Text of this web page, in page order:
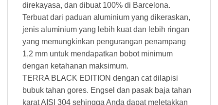
direkayasa, dan dibuat 100% di Barcelona.
Terbuat dari paduan aluminium yang dikeraskan,
jenis aluminium yang lebih kuat dan lebih ringan
yang memungkinkan pengurangan penampang
1,2 mm untuk mendapatkan bobot minimum
dengan ketahanan maksimum.
TERRA BLACK EDITION dengan cat dilapisi
bubuk tahan gores. Engsel dan pasak baja tahan
karat AISI 304 sehingga Anda dapat meletakkan